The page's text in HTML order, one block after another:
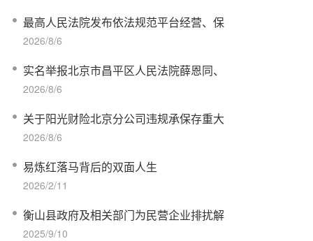
最高人民法院发布依法规范平台经营、保
2026/8/6
实名举报北京市昌平区人民法院薛恩同、
2026/8/6
关于阳光财险北京分公司违规承保存重大
2026/8/6
易炼红落马背后的双面人生
2026/2/11
衡山县政府及相关部门为民营企业排扰解
2025/9/10